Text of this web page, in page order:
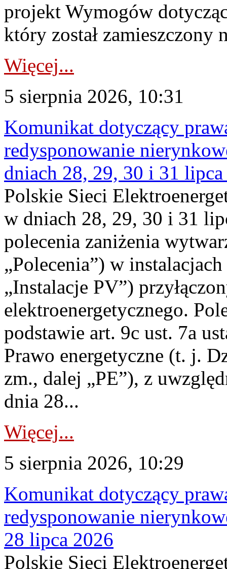
projekt Wymogów
który został zamieszczony
Więcej...
5 sierpnia 2026, 10:31
Komunikat dotyczący
redysponowanie
dniach 28, 29, 30 i 31
Polskie Sieci
w dniach 28, 29, 30 i 31
polecenia zaniżenia
„Polecenia”) w
„Instalacje PV”)
elektroenergetycznego.
podstawie art. 9c ust. 7a
Prawo energetyczne (t. j.
zm., dalej „PE”), z
dnia 28...
Więcej...
5 sierpnia 2026, 10:29
Komunikat dotyczący
redysponowanie
28 lipca 2026
Polskie Sieci